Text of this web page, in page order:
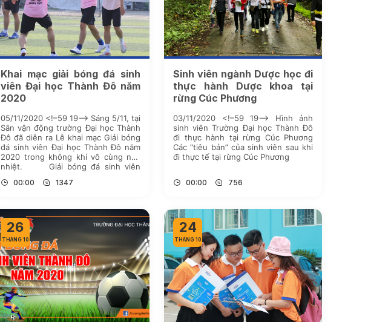
Khai mạc giải bóng đá sinh
viên Đại học Thành Đô năm
2020
05/11/2020 <!–59 19–> Sáng 5/11, tại
Sân vận động trường Đại học Thành
Đô đã diễn ra Lễ khai mạc Giải bóng
đá sinh viên Đại học Thành Đô năm
2020 trong không khí vô cùng náo
nhiệt. Giải bóng đá sinh viên
được tổ chức […]
00:00 1347
Sinh viên ngành Dược học đi
thực hành Dược khoa tại
rừng Cúc Phương
03/11/2020 <!–59 19–> Hình ảnh
sinh viên Trường Đại học Thành Đô
đi thực hành tại rừng Cúc Phương
Các “tiêu bản” của sinh viên sau khi
đi thực tế tại rừng Cúc Phương
00:00 756
26
THÁNG 10
24
THÁNG 10